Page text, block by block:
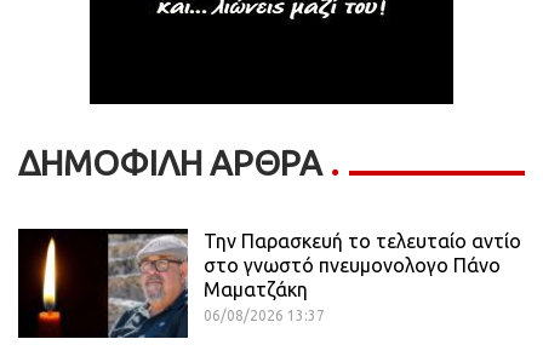
ΔΗΜΟΦΙΛΗ ΑΡΘΡΑ
Την Παρασκευή το τελευταίο αντίο
στο γνωστό πνευμονολογο Πάνο
Μαματζάκη
06/08/2026 13:37